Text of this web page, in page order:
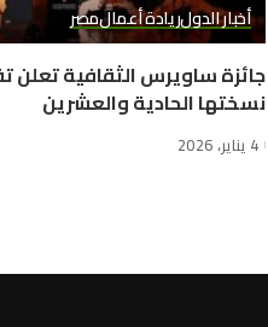
أخبار الدولريادة أعمالمصر
جائزة ساويرس الثقافية تعلن
نسختها الحادية والعشرين
4 يناير، 2026